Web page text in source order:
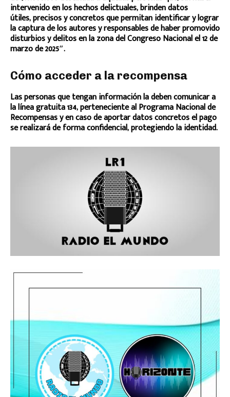
intervenido en los hechos delictuales, brinden datos
útiles, precisos y concretos que permitan identificar y lograr
la captura de los autores y responsables de haber promovido
disturbios y delitos en la zona del Congreso Nacional el 12 de
marzo de 2025″.
Cómo acceder a la recompensa
Las personas que tengan información la deben comunicar a
la línea gratuita 134, perteneciente al Programa Nacional de
Recompensas y en caso de aportar datos concretos el pago
se realizará de forma confidencial, protegiendo la identidad.